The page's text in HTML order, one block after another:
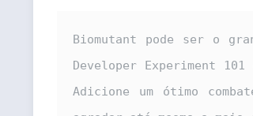
Biomutant pode ser o
Developer Experiment
Adicione um ótimo